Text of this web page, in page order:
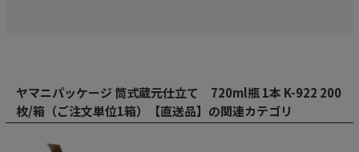
ヤマニパッケージ 筒式蔵元仕立て 720ml瓶 1本 K-922 200
枚/箱（ご注文単位1箱）【直送品】の関連カテゴリ